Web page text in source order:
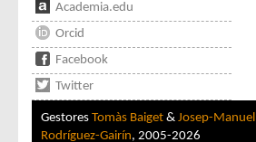
Academia.edu
Orcid
Facebook
Twitter
Gestores Tomàs Baiget & Josep-Manuel
Rodríguez-Gairín, 2005-2026